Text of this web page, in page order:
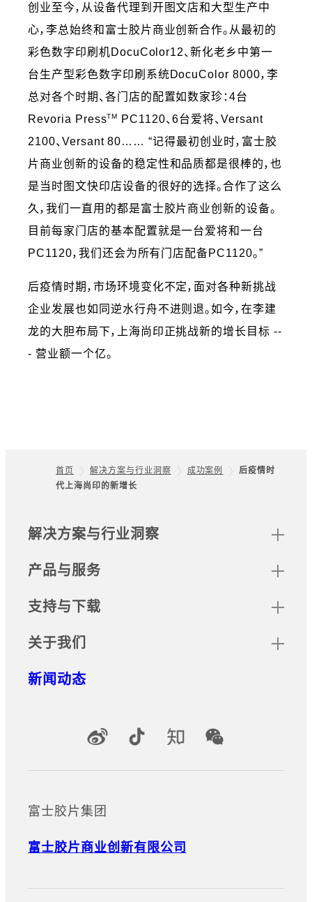
创业至今，从设备代理到开图文店和大型生产中
心，李总始终和富士胶片商业创新合作。从最初的
彩色数字印刷机DocuColor12、新化老乡中第一
台生产型彩色数字印刷系统DocuColor 8000，李
总对各个时期、各门店的配置如数家珍：4台
Revoria PressTM
PC1120、6台爱将、Versant
2100、Versant 80…… “记得最初创业时，富士胶
片商业创新的设备的稳定性和品质都是很棒的，也
是当时图文快印店设备的很好的选择。合作了这么
久，我们一直用的都是富士胶片商业创新的设备。
目前每家门店的基本配置就是一台爱将和一台
PC1120，我们还会为所有门店配备PC1120。”
后疫情时期，市场环境变化不定，面对各种新挑战
企业发展也如同逆水行舟不进则退。如今，在李建
龙的大胆布局下，上海尚印正挑战新的增长目标 --
- 营业额一个亿。
Footer
首页 解决方案与行业洞察 成功案例
后疫情时
代上海尚印的新增长
网站地图
解决方案与行业洞察
产品与服务
支持与下载
关于我们
新闻动态
官方社交媒体账号
富士胶片集团
富士胶片商业创新有限公司